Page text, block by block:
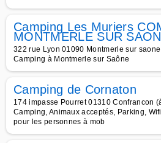
Camping Les Muriers
MONTMERLE SUR
322 rue Lyon 01090 Montmerle sur
Camping à Montmerle sur Saône
Camping de Cornaton
174 impasse Pourret 01310 Confrancon
Camping, Animaux acceptés, Parking,
pour les personnes à mob